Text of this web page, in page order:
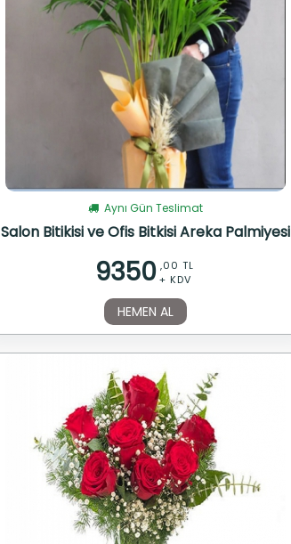
Aynı Gün Teslimat
Salon Bitikisi ve Ofis Bitkisi Areka Palmiyesi
9350 ,00 TL
+ KDV
HEMEN AL